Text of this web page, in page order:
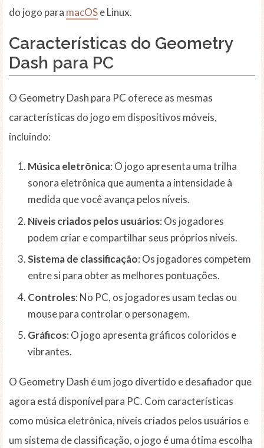
do jogo para macOSe Linux.
Características do Geometry
Dash para PC
O Geometry Dash para PC oferece as mesmas
características do jogo em dispositivos móveis,
incluindo:
Música eletrônica: O jogo apresenta uma trilha
sonora eletrônica que aumenta a intensidade à
medida que você avança pelos níveis.
Níveis criados pelos usuários: Os jogadores
podem criar e compartilhar seus próprios níveis.
Sistema de classificação: Os jogadores competem
entre si para obter as melhores pontuações.
Controles: No PC, os jogadores usam teclas ou
mouse para controlar o personagem.
Gráficos: O jogo apresenta gráficos coloridos e
vibrantes.
O Geometry Dash é um jogo divertido e desafiador que
agora está disponível para PC. Com características
como música eletrônica, níveis criados pelos usuários e
um sistema de classificação, o jogo é uma ótima escolha